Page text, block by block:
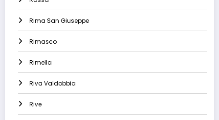
Rima San Giuseppe
Rimasco
Rimella
Riva Valdobbia
Rive